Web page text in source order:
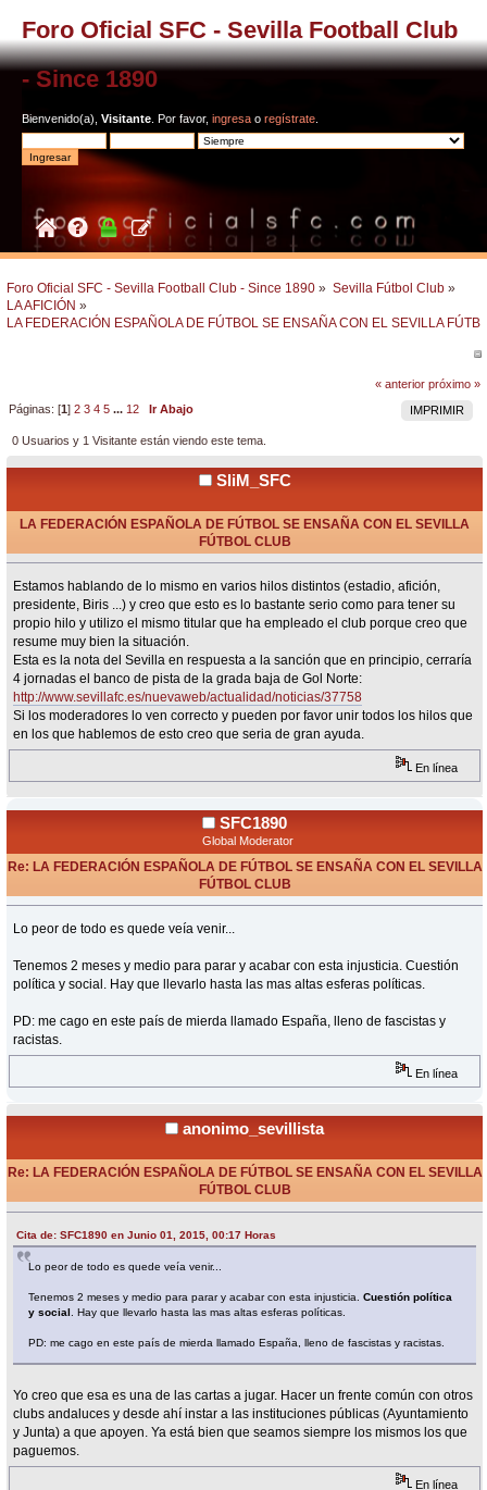
Foro Oficial SFC - Sevilla Football Club
- Since 1890
Bienvenido(a), Visitante . Por favor, ingresa o regístrate
Foro Oficial SFC - Sevilla Football Club - Since 1890 » Sevilla Fútbol Club »
LA AFICIÓN »
LA FEDERACIÓN ESPAÑOLA DE FÚTBOL SE ENSAÑA CON EL SEVILLA
« anterior próximo »
IMPRIMIR
Páginas: [1]2 3 4 5 ... 12 Ir Abajo
0 Usuarios y 1 Visitante están viendo este tema.
SliM_SFC
LA FEDERACIÓN ESPAÑOLA DE FÚTBOL SE ENSAÑA CON EL SEVILLA
FÚTBOL CLUB
Estamos hablando de lo mismo en varios hilos distintos (estadio, afición,
presidente, Biris ...) y creo que esto es lo bastante serio como para tener su
propio hilo y utilizo el mismo titular que ha empleado el club porque creo que
resume muy bien la situación.
Esta es la nota del Sevilla en respuesta a la sanción que en principio, cerraría
4 jornadas el banco de pista de la grada baja de Gol Norte:
http://www.sevillafc.es/nuevaweb/actualidad/noticias/37758
Si los moderadores lo ven correcto y pueden por favor unir todos los hilos que
en los que hablemos de esto creo que seria de gran ayuda.
En línea
SFC1890
Global Moderator
Re: LA FEDERACIÓN ESPAÑOLA DE FÚTBOL SE ENSAÑA CON EL SEVILLA
FÚTBOL CLUB
Lo peor de todo es quede veía venir...
Tenemos 2 meses y medio para parar y acabar con esta injusticia. Cuestión
política y social. Hay que llevarlo hasta las mas altas esferas políticas.
PD: me cago en este país de mierda llamado España, lleno de fascistas y
racistas.
En línea
anonimo_sevillista
Re: LA FEDERACIÓN ESPAÑOLA DE FÚTBOL SE ENSAÑA CON EL SEVILLA
FÚTBOL CLUB
Cita de: SFC1890 en Junio 01, 2015, 00:17 Horas
Lo peor de todo es quede veía venir...
Tenemos 2 meses y medio para parar y acabar con esta injusticia.Cuestión política
y social
. Hay que llevarlo hasta las mas altas esferas políticas.
PD: me cago en este país de mierda llamado España, lleno de fascistas y racistas.
Yo creo que esa es una de las cartas a jugar. Hacer un frente común con otros
clubs andaluces y desde ahí instar a las instituciones públicas (Ayuntamiento
y Junta) a que apoyen. Ya está bien que seamos siempre los mismos los que
paguemos.
En línea